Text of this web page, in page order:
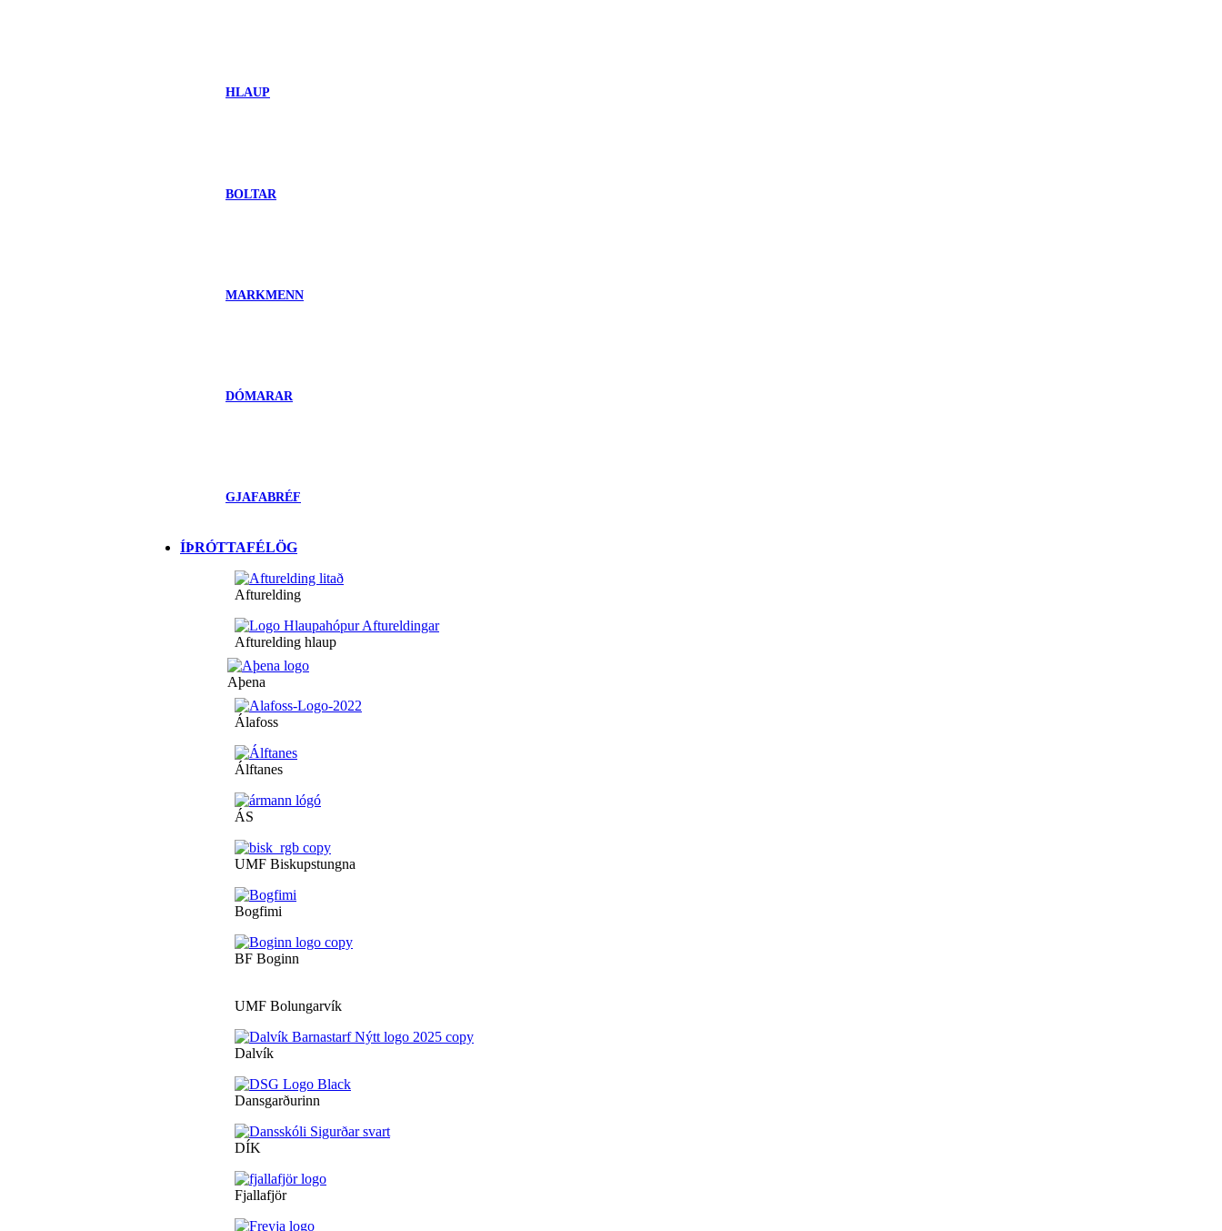
HLAUP
BOLTAR
MARKMENN
DÓMARAR
GJAFABRÉF
ÍÞRÓTTAFÉLÖG
Afturelding
Afturelding hlaup
Aþena
Álafoss
Álftanes
ÁS
UMF Biskupstungna
Bogfimi
BF Boginn
UMF Bolungarvík
Dalvík
Dansgarðurinn
DÍK
Fjallafjör